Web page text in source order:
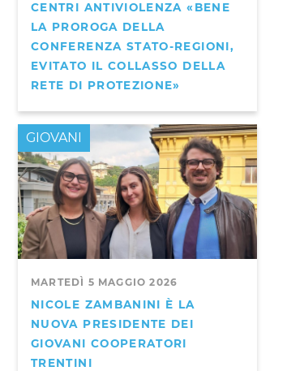
CENTRI ANTIVIOLENZA «BENE
LA PROROGA DELLA
CONFERENZA STATO-REGIONI,
EVITATO IL COLLASSO DELLA
RETE DI PROTEZIONE»
MARTEDÌ 5 MAGGIO 2026
NICOLE ZAMBANINI È LA
NUOVA PRESIDENTE DEI
GIOVANI COOPERATORI
TRENTINI
GIOVANI